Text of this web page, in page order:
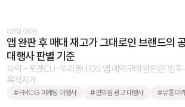
08월 08일
앱 완판 후 매대 재고가 그대로인 브랜드의
대행사 판별 기준
요약 - 포켓CU·우리동네GS 앱 예약구매 완판은 '발주
목적지가 ...
#FMCG 마케팅 대행사 #편의점 광고 대행사 #유통 마